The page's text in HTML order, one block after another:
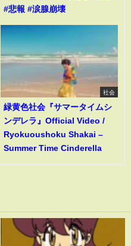
#悲報 #涙腺崩壊
社会
緑黄色社会『サマータイムシ
ンデレラ』Official Video /
Ryokuoushoku Shakai –
Summer Time Cinderella